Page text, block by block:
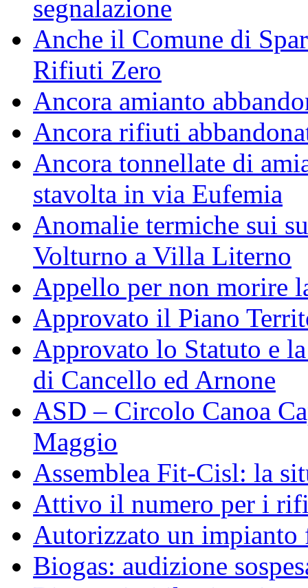
segnalazione
Anche il Comune di
Rifiuti Zero
Ancora amianto
Ancora rifiuti
Ancora tonnellate di
stavolta in via Eufemia
Anomalie termiche sui
Volturno a Villa Literno
Appello per non morire
Approvato il Piano
Approvato lo Statuto e
di Cancello ed Arnone
ASD – Circolo Canoa
Maggio
Assemblea Fit-Cisl: la
Attivo il numero per i
Autorizzato un
Biogas: audizione